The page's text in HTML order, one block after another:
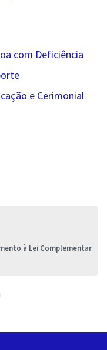
com Deficiência
e Cerimonial
à Lei Complementar